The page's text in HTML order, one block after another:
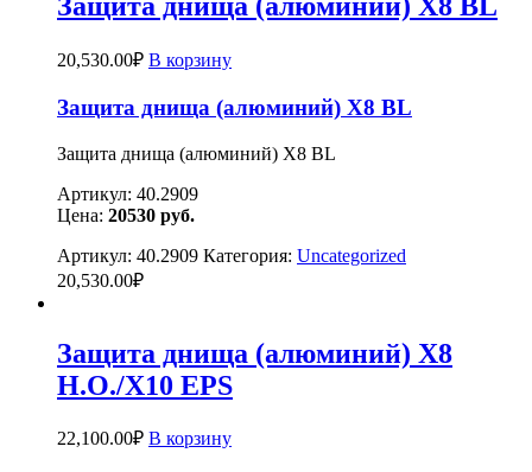
Защита днища (алюминий) X8 BL
20,530.00₽ В корзину
Защита днища (алюминий) X8 BL
Защита днища (алюминий) X8 BL
Артикул: 40.2909
Цена: 20530 руб.
Артикул: 40.2909 Категория: Uncategorized
20,530.00₽
Защита днища (алюминий) X8
H.O./X10 EPS
22,100.00₽ В корзину